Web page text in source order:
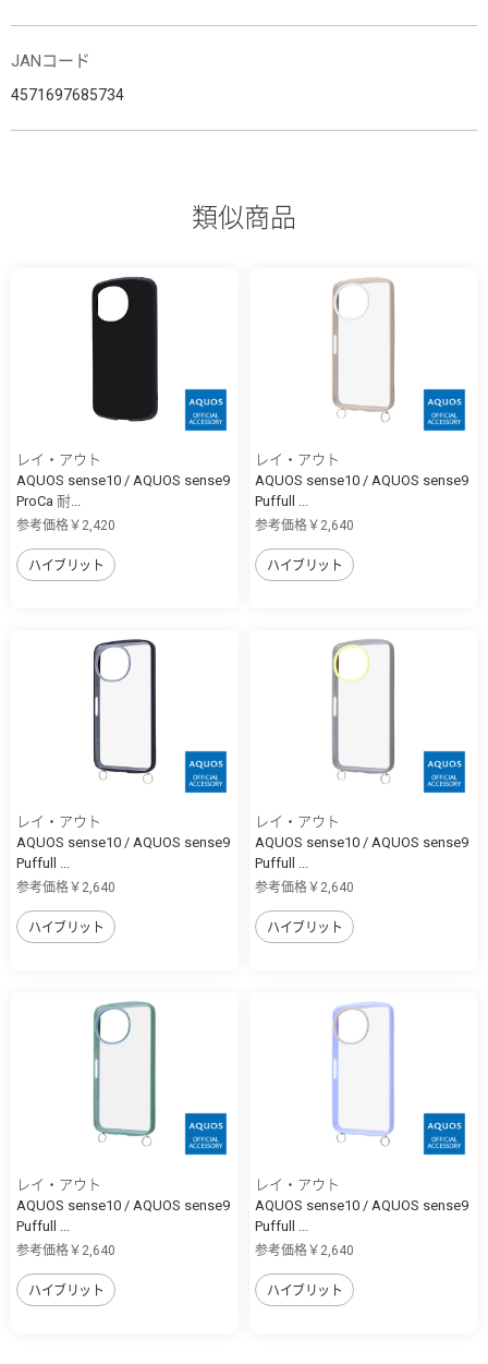
JANコード
4571697685734
類似商品
レイ・アウト
AQUOS sense10 / AQUOS sense9
ProCa 耐...
参考価格￥2,420
ハイブリット
レイ・アウト
AQUOS sense10 / AQUOS sense9
Puffull ...
参考価格￥2,640
ハイブリット
レイ・アウト
AQUOS sense10 / AQUOS sense9
Puffull ...
参考価格￥2,640
ハイブリット
レイ・アウト
AQUOS sense10 / AQUOS sense9
Puffull ...
参考価格￥2,640
ハイブリット
レイ・アウト
AQUOS sense10 / AQUOS sense9
Puffull ...
参考価格￥2,640
ハイブリット
レイ・アウト
AQUOS sense10 / AQUOS sense9
Puffull ...
参考価格￥2,640
ハイブリット